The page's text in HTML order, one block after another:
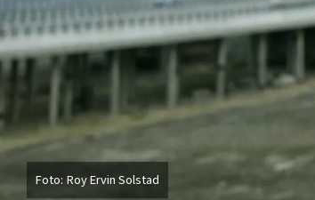
Roy Ervin Solstad